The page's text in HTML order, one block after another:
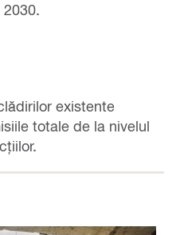
existente
totale de la nivelul